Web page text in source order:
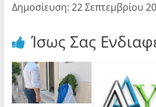
Δημοσίευση: 22 Σεπτεμβρίου
Ίσως Σας